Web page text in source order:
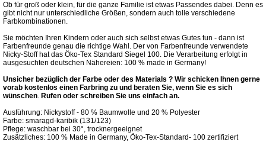
Ob für groß oder klein, für die ganze Familie ist etwas Passendes dabei. Denn es
gibt nicht nur unterschiedliche Größen, sondern auch tolle verschiedene
Farbkombinationen.
Sie möchten Ihren Kindern oder auch sich selbst etwas Gutes tun - dann ist
Farbenfreunde genau die richtige Wahl. Der von Farbenfreunde verwendete
Nicky-Stoff hat das Öko-Tex Standard Siegel 100. Die Verarbeitung erfolgt in
ausgesuchten deutschen Nähereien: 100 % made in Germany!
Unsicher bezüglich der Farbe oder des Materials ? Wir schicken Ihnen gerne
vorab kostenlos einen Farbring zu und beraten Sie, wenn Sie es sich
wünschen. Rufen oder schreiben Sie uns einfach an.
Ausführung: Nickystoff - 80 % Baumwolle und 20 % Polyester
Farbe: smaragd-karibik (131/123)
Pflege: waschbar bei 30°, trocknergeeignet
Zusätzliches: 100 % Made in Germany, Öko-Tex-Standard- 100 zertifiziert